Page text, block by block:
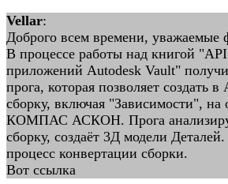
Vellar:
Доброго всем времени, уважаемые
В процессе работы над книгой "API
приложений Autodesk Vault"
прога, которая позволяет создать
сборку, включая "Зависимости", на
КОМПАС АСКОН. Прога
сборку, создаёт 3Д модели
процесс конвертации сборки.
Вот ссылка